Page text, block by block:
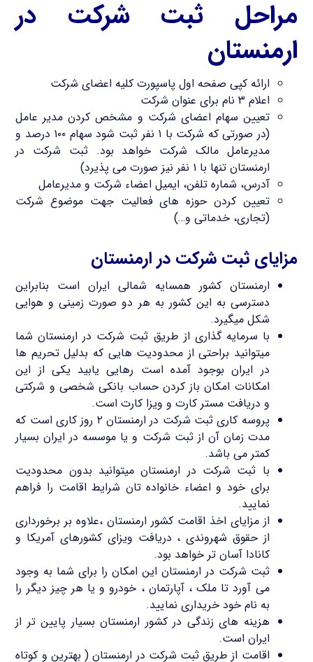
مراحل ثبت شرکت در
ارمنستان
ارائه کپی صفحه اول پاسپورت کلیه اعضای شرکت
اعلام ۳ نام برای عنوان شرکت
تعیین سهام اعضای شرکت و مشخص کردن مدیر عامل
(در صورتی که شرکت با ۱ نفر ثبت شود سهام ۱۰۰ درصد و
مدیرعامل مالک شرکت خواهد بود. ثبت شرکت در
ارمنستان تنها با ۱ نفر نیز صورت می پذیرد)
آدرس، شماره تلفن، ایمیل اعضاء شرکت و مدیرعامل
تعیین کردن حوزه های فعالیت جهت موضوع شرکت
(تجاری، خدماتی و…)
مزایای ثبت شرکت در ارمنستان
ارمنستان کشور همسایه شمالی ایران است بنابراین
دسترسی به این کشور به هر دو صورت زمینی و هوایی
شکل میگیرد.
با سرمایه گذاری از طریق ثبت شرکت در ارمنستان شما
میتوانید براحتی از محدودیت هایی که بدلیل تحریم ها
در ایران بوجود آمده است رهایی یابید یکی از این
امکانات امکان باز کردن حساب بانکی شخصی و شرکتی
و دریافت مستر کارت و ویزا کارت است.
پروسه کاری ثبت شرکت در ارمنستان ۲ روز کاری است که
مدت زمان آن از ثبت شرکت و یا موسسه در ایران بسیار
کمتر می باشد.
با ثبت شرکت در ارمنستان میتوانید بدون محدودیت
برای خود و اعضاء خانواده تان شرایط اقامت را فراهم
نمایید.
از مزایای اخذ اقامت کشور ارمنستان ،علاوه بر برخورداری
از حقوق شهروندی ، دریافت ویزای کشورهای آمریکا و
کانادا آسان تر خواهد بود.
ثبت شرکت در ارمنستان این امکان را برای شما به وجود
می آورد تا ملک ، آپارتمان ، خودرو و یا هر چیز دیگر را
به نام خود خریداری نمایید.
هزینه های زندگی در کشور ارمنستان بسیار پایین تر از
ایران است.
اقامت از طریق ثبت شرکت در ارمنستان ( بهترین و کوتاه